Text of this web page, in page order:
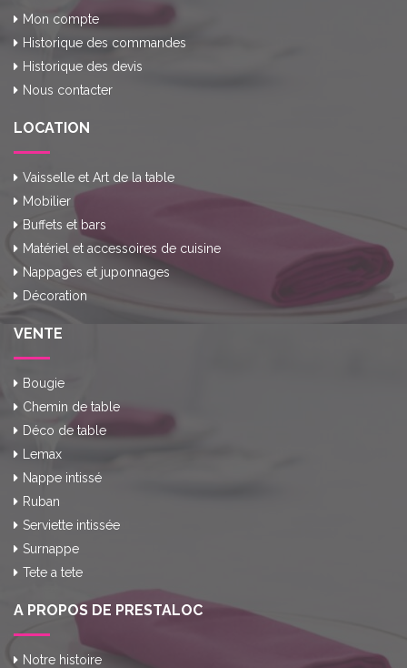
Mon compte
Historique des commandes
Historique des devis
Nous contacter
LOCATION
Vaisselle et Art de la table
Mobilier
Buffets et bars
Matériel et accessoires de cuisine
Nappages et juponnages
Décoration
VENTE
Bougie
Chemin de table
Déco de table
Lemax
Nappe intissé
Ruban
Serviette intissée
Surnappe
Tete a tete
A PROPOS DE PRESTALOC
Notre histoire